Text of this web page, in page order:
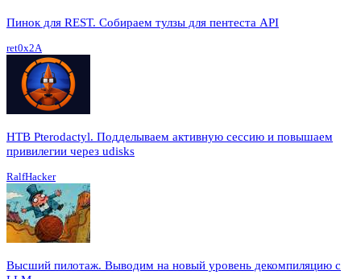
Пинок для REST. Собираем тулзы для пентеста API
ret0x2A
HTB Pterodactyl. Подделываем активную сессию и повышаем
привилегии через udisks
RalfHacker
Высший пилотаж. Выводим на новый уровень декомпиляцию с